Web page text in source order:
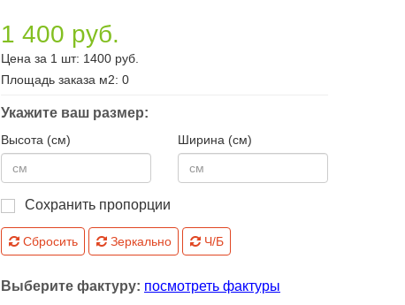
1 400 руб.
Цена за 1 шт: 1400 руб.
Площадь заказа м2: 0
Укажите ваш размер:
Высота (см) Ширина (см)
Сохранить пропорции
Сбросить Зеркально Ч/Б
Выберите фактуру: посмотреть фактуры